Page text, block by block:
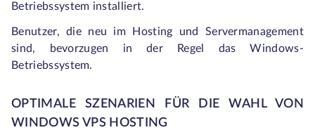
Betriebssystem installiert.
Benutzer, die neu im Hosting und Servermanagement
sind, bevorzugen in der Regel das Windows-
Betriebssystem.
OPTIMALE SZENARIEN FÜR DIE WAHL VON
WINDOWS VPS HOSTING